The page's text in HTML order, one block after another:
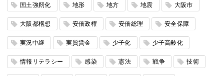
国土強靭化 地形 地方 地震 大阪市
大阪都構想 安倍政権 安倍総理 安全保障
実況中継 実質賃金 少子化 少子高齢化
情報リテラシー 感染 憲法 戦争 技術